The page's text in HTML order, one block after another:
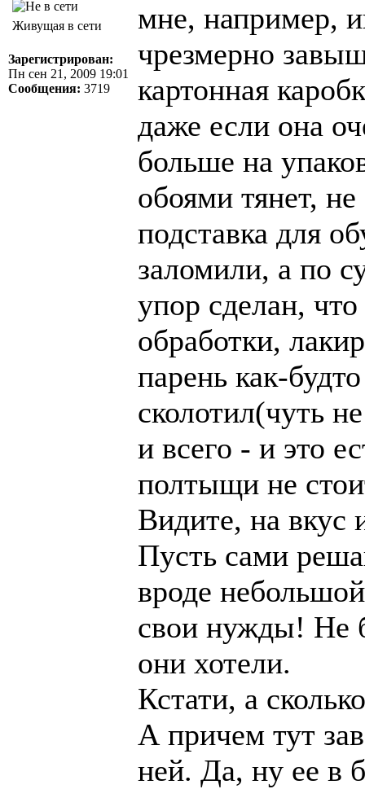
Живущая в сети
Зарегистрирован:
Пн сен 21, 2009 19:01
Сообщения: 3719
мне, например,
чрезмерно
картонная
даже если она
больше на
обоями тянет,
подставка для
заломили, а по
упор сделан,
обработки,
парень как-
сколотил(чуть
и всего - и это
полтыщи не
Видите, на вкус
Пусть сами
вроде
свои нужды! Не
они хотели.
Кстати, а
А причем тут
ней. Да, ну ее в